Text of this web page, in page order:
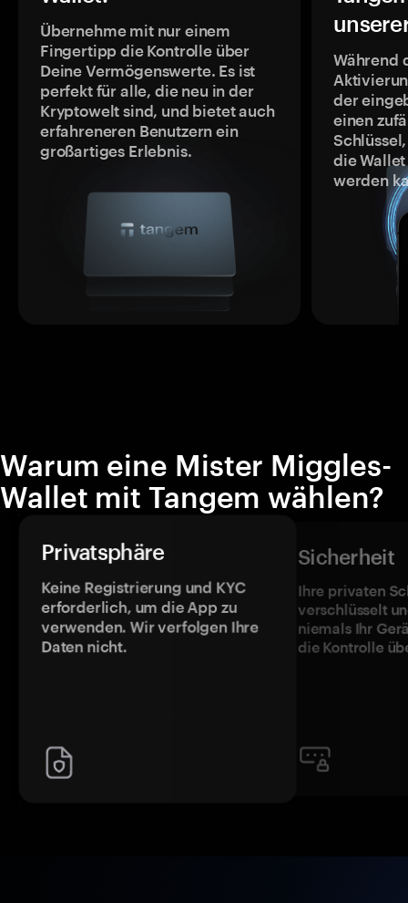
Übernehme mit nur einem
Fingertipp die Kontrolle über
Deine Vermögenswerte. Es ist
perfekt für alle, die neu in der
Kryptowelt sind, und bietet auch
erfahreneren Benutzern ein
großartiges Erlebnis.
Während
der
einen
die
werden
Warum eine Mister Miggles-
Wallet mit Tangem wählen?
Privatsphäre
Keine Registrierung und KYC
erforderlich, um die App zu
verwenden. Wir verfolgen Ihre
Daten nicht.
Sicherheit
Ihre privaten
verschlüsselt
niemals Ihr
die Kontrolle